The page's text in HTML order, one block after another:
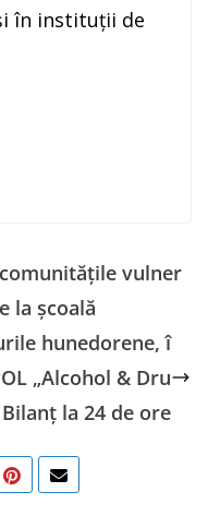
în instituții de
vulner
la școală
hunedorene, î
„Alcohol & Dru
Bilanț la 24 de ore